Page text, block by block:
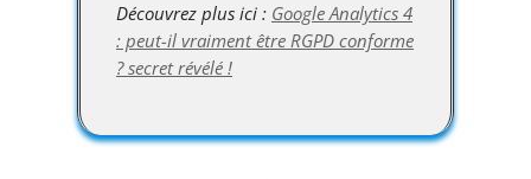
Découvrez plus ici : Google Analytics 4
: peut-il vraiment être RGPD conforme
? secret révélé !